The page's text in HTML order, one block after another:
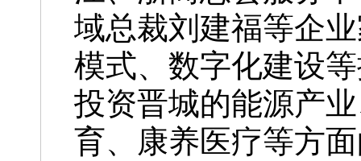
域总裁刘建福等企
模式、数字化建设
投资晋城的能源产
育、康养医疗等方